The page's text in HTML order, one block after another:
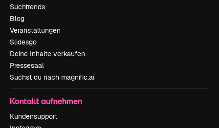
Suchtrends
Blog
Veranstaltungen
Slidesgo
Deine Inhalte verkaufen
Pressesaal
Suchst du nach magnific.ai
Kontakt aufnehmen
Kundensupport